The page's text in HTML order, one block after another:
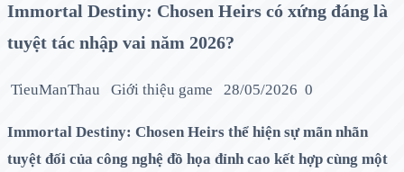
Immortal Destiny: Chosen Heirs có xứng đáng là
tuyệt tác nhập vai năm 2026?
TieuManThau Giới thiệu game 28/05/2026 0
Immortal Destiny: Chosen Heirs thể hiện sự mãn nhãn
tuyệt đối của công nghệ đồ họa đỉnh cao kết hợp cùng một